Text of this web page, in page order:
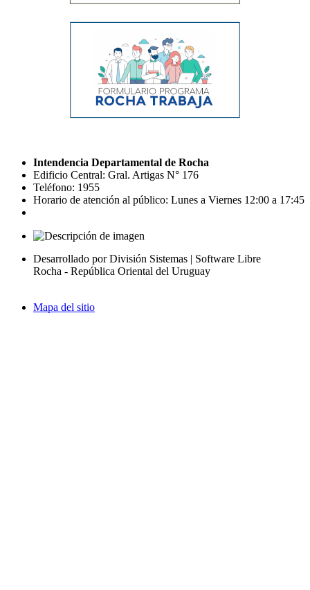
Intendencia Departamental de Rocha
Edificio Central: Gral. Artigas N° 176
Teléfono: 1955
Horario de atención al público: Lunes a Viernes 12:00 a 17:45
Desarrollado por División Sistemas | Software Libre
Rocha - República Oriental del Uruguay
Mapa del sitio